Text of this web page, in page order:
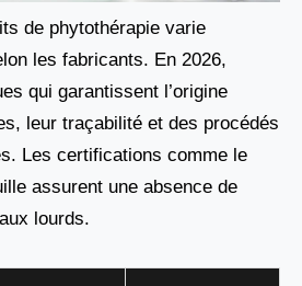
de phytothérapie varie
les fabricants. En 2026,
qui garantissent l’origine
leur traçabilité et des procédés
Les certifications comme le
assurent une absence de
lourds.